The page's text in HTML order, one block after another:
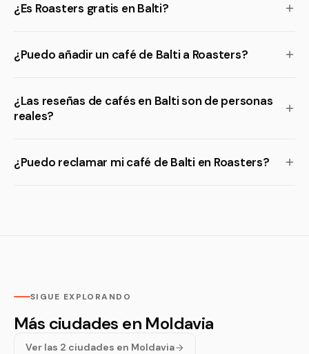
¿Es Roasters gratis en Balti?
¿Puedo añadir un café de Balti a Roasters?
¿Las reseñas de cafés en Balti son de personas
reales?
¿Puedo reclamar mi café de Balti en Roasters?
SIGUE EXPLORANDO
Más ciudades en Moldavia
Ver las 2 ciudades en Moldavia